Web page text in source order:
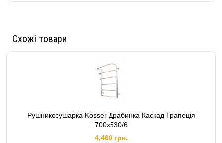
Схожі товари
Рушникосушарка Kosser Драбинка Каскад Трапецiя
700х530/6
4,460 грн.